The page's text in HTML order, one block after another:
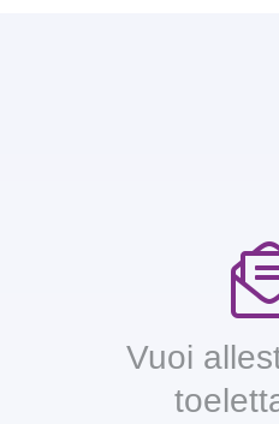
Vuoi